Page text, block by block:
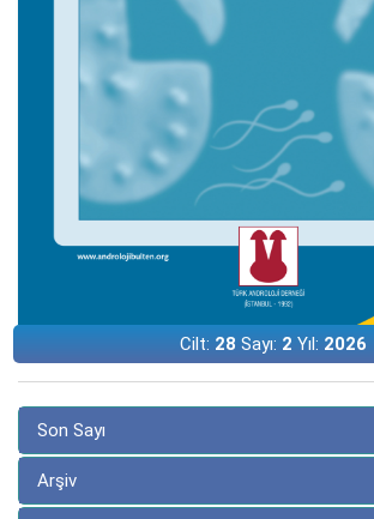
Cilt: 28 Sayı: 2 Yıl: 2026
Son Sayı
Arşiv